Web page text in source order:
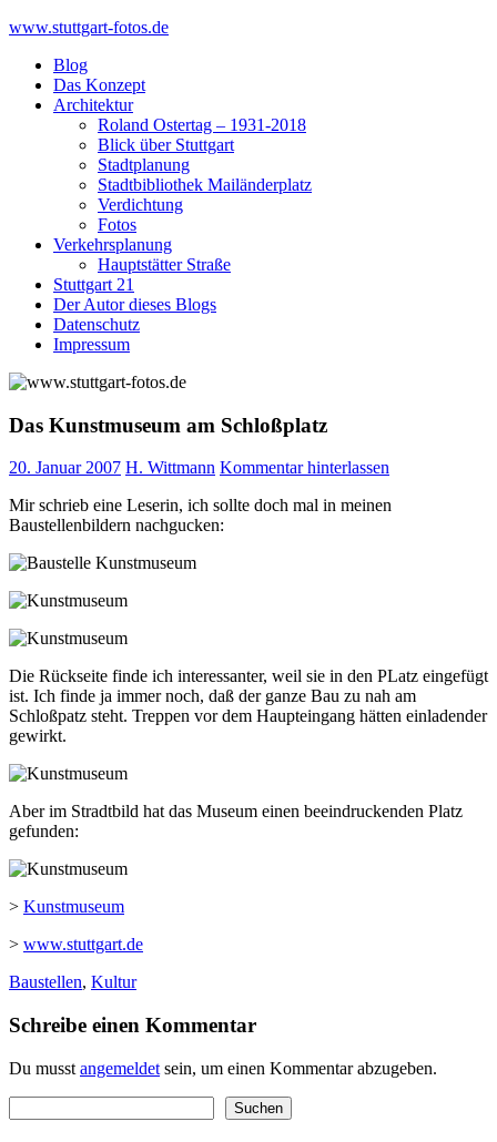
Skip
content
www.stuttgart-fotos.de
Blog
Das Konzept
Architektur
Roland Ostertag – 1931-2018
Blick über Stuttgart
Stadtplanung
Stadtbibliothek Mailänderplatz
Verdichtung
Fotos
Verkehrsplanung
Hauptstätter Straße
Stuttgart 21
Der Autor dieses Blogs
Datenschutz
Impressum
Das Kunstmuseum am Schloßplatz
20. Januar 2007 H. Wittmann Kommentar hinterlassen
Mir schrieb eine Leserin, ich sollte doch mal in meinen
Baustellenbildern nachgucken:
Die Rückseite finde ich interessanter, weil sie in den PLatz eingefügt
ist. Ich finde ja immer noch, daß der ganze Bau zu nah am
Schloßpatz steht. Treppen vor dem Haupteingang hätten einladender
gewirkt.
Aber im Stradtbild hat das Museum einen beeindruckenden Platz
gefunden:
> Kunstmuseum
> www.stuttgart.de
Baustellen, Kultur
Schreibe einen Kommentar
Du musst angemeldet sein, um einen Kommentar abzugeben.
Suchen